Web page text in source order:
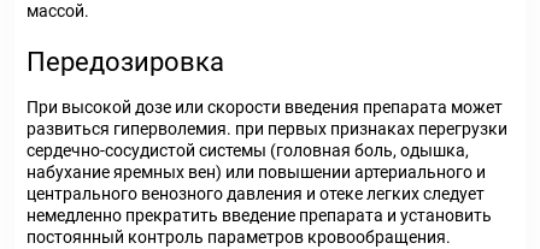
массой.
Передозировка
При высокой дозе или скорости введения препарата может
развиться гиперволемия. при первых признаках перегрузки
сердечно-сосудистой системы (головная боль, одышка,
набухание яремных вен) или повышении артериального и
центрального венозного давления и отеке легких следует
немедленно прекратить введение препарата и установить
постоянный контроль параметров кровообращения.